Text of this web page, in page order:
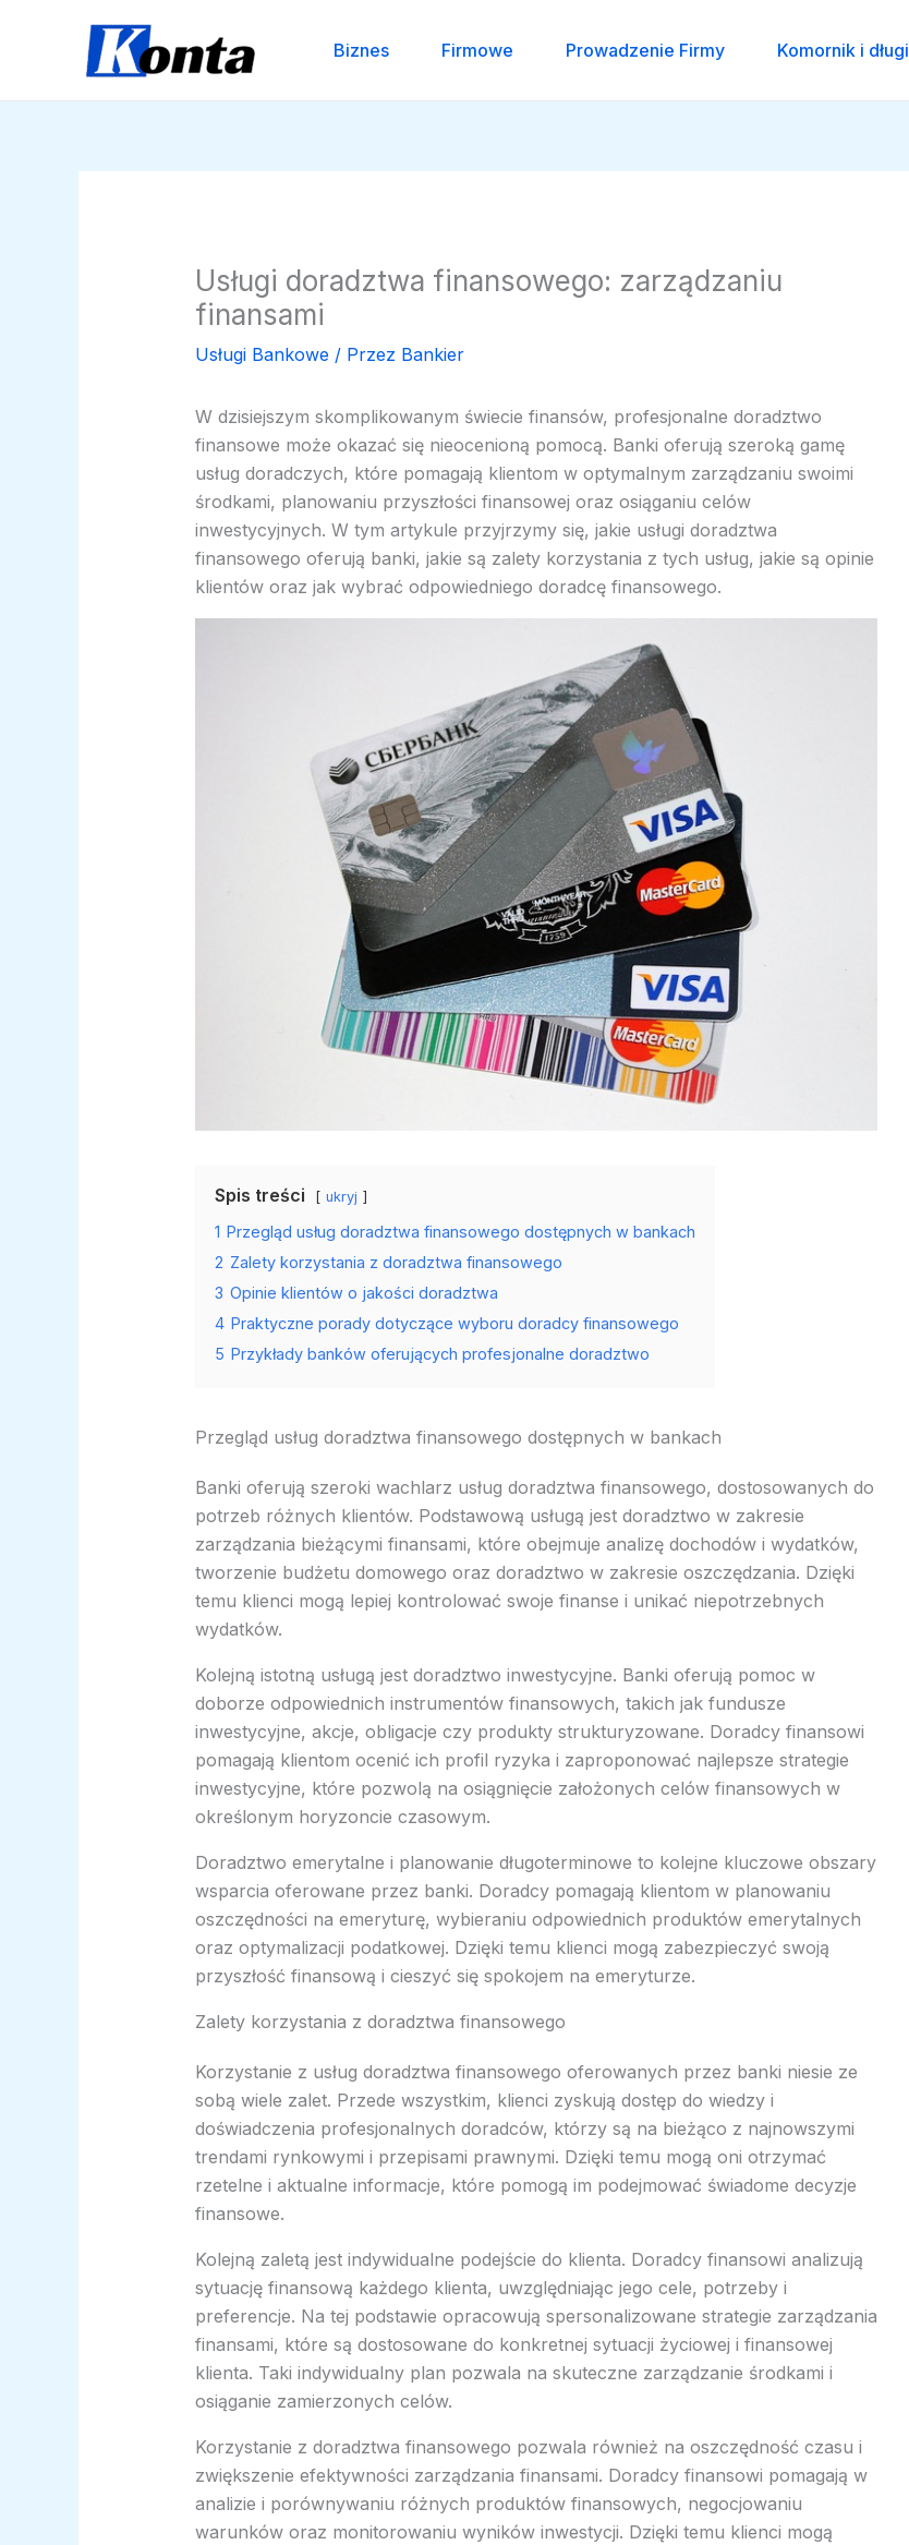
Biznes Firmowe Prowadzenie Firmy Komornik i długi
Usługi doradztwa finansowego: zarządzaniu
finansami
Usługi Bankowe/ Przez Bankier
W dzisiejszym skomplikowanym świecie finansów, profesjonalne doradztwo
finansowe może okazać się nieocenioną pomocą. Banki oferują szeroką gamę
usług doradczych, które pomagają klientom w optymalnym zarządzaniu swoimi
środkami, planowaniu przyszłości finansowej oraz osiąganiu celów
inwestycyjnych. W tym artykule przyjrzymy się, jakie usługi doradztwa
finansowego oferują banki, jakie są zalety korzystania z tych usług, jakie są opinie
klientów oraz jak wybrać odpowiedniego doradcę finansowego.
Spis treści ukryj
1 Przegląd usług doradztwa finansowego dostępnych w bankach
2 Zalety korzystania z doradztwa finansowego
3 Opinie klientów o jakości doradztwa
4 Praktyczne porady dotyczące wyboru doradcy finansowego
5 Przykłady banków oferujących profesjonalne doradztwo
Przegląd usług doradztwa finansowego dostępnych w bankach
Banki oferują szeroki wachlarz usług doradztwa finansowego, dostosowanych do
potrzeb różnych klientów. Podstawową usługą jest doradztwo w zakresie
zarządzania bieżącymi finansami, które obejmuje analizę dochodów i wydatków,
tworzenie budżetu domowego oraz doradztwo w zakresie oszczędzania. Dzięki
temu klienci mogą lepiej kontrolować swoje finanse i unikać niepotrzebnych
wydatków.
Kolejną istotną usługą jest doradztwo inwestycyjne. Banki oferują pomoc w
doborze odpowiednich instrumentów finansowych, takich jak fundusze
inwestycyjne, akcje, obligacje czy produkty strukturyzowane. Doradcy finansowi
pomagają klientom ocenić ich profil ryzyka i zaproponować najlepsze strategie
inwestycyjne, które pozwolą na osiągnięcie założonych celów finansowych w
określonym horyzoncie czasowym.
Doradztwo emerytalne i planowanie długoterminowe to kolejne kluczowe obszary
wsparcia oferowane przez banki. Doradcy pomagają klientom w planowaniu
oszczędności na emeryturę, wybieraniu odpowiednich produktów emerytalnych
oraz optymalizacji podatkowej. Dzięki temu klienci mogą zabezpieczyć swoją
przyszłość finansową i cieszyć się spokojem na emeryturze.
Zalety korzystania z doradztwa finansowego
Korzystanie z usług doradztwa finansowego oferowanych przez banki niesie ze
sobą wiele zalet. Przede wszystkim, klienci zyskują dostęp do wiedzy i
doświadczenia profesjonalnych doradców, którzy są na bieżąco z najnowszymi
trendami rynkowymi i przepisami prawnymi. Dzięki temu mogą oni otrzymać
rzetelne i aktualne informacje, które pomogą im podejmować świadome decyzje
finansowe.
Kolejną zaletą jest indywidualne podejście do klienta. Doradcy finansowi analizują
sytuację finansową każdego klienta, uwzględniając jego cele, potrzeby i
preferencje. Na tej podstawie opracowują spersonalizowane strategie zarządzania
finansami, które są dostosowane do konkretnej sytuacji życiowej i finansowej
klienta. Taki indywidualny plan pozwala na skuteczne zarządzanie środkami i
osiąganie zamierzonych celów.
Korzystanie z doradztwa finansowego pozwala również na oszczędność czasu i
zwiększenie efektywności zarządzania finansami. Doradcy finansowi pomagają w
analizie i porównywaniu różnych produktów finansowych, negocjowaniu
warunków oraz monitorowaniu wyników inwestycji. Dzięki temu klienci mogą